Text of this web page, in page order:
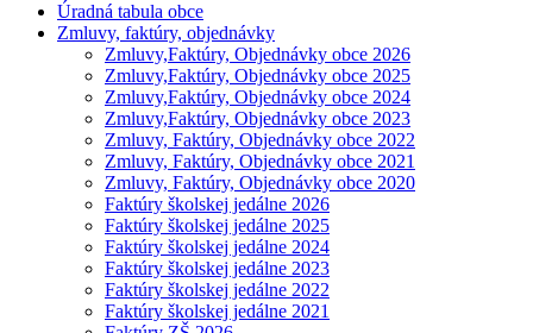
Úradná tabula obce
Zmluvy, faktúry, objednávky
Zmluvy,Faktúry, Objednávky obce 2026
Zmluvy,Faktúry, Objednávky obce 2025
Zmluvy,Faktúry, Objednávky obce 2024
Zmluvy,Faktúry, Objednávky obce 2023
Zmluvy, Faktúry, Objednávky obce 2022
Zmluvy, Faktúry, Objednávky obce 2021
Zmluvy, Faktúry, Objednávky obce 2020
Faktúry školskej jedálne 2026
Faktúry školskej jedálne 2025
Faktúry školskej jedálne 2024
Faktúry školskej jedálne 2023
Faktúry školskej jedálne 2022
Faktúry školskej jedálne 2021